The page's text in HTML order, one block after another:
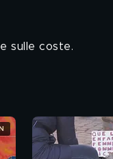
sulle coste.